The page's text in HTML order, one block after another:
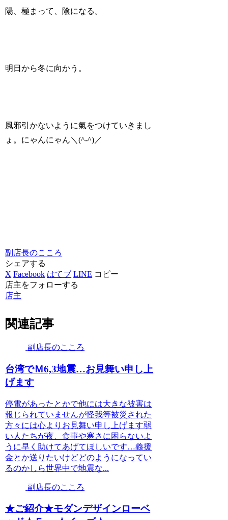
陽、極まって、陰になる。
明日から冬に向かう。
風邪引かないように氣をつけていきまし
ょ。にゃんにゃん＼(^-^)／
副店長のこころ
シェアする
X Facebook はてブ LINE コピー
店主をフォローする
店主
関連記事
副店長のこころ
台湾でＭ6,3地震…お見舞い申し上
げます
停電があったとかで他には大きな被害は
報じられていませんが怪我等被災された
方々には心よりお見舞い申し上げます弱
い人たちが夜、食事や寒さに困らないよ
うに早く助けてあげてほしいです…義援
金とか送りたいけどどのようになってい
るのかしら世界中で地震な...
副店長のこころ
★ご紹介★モダンデザインローベ